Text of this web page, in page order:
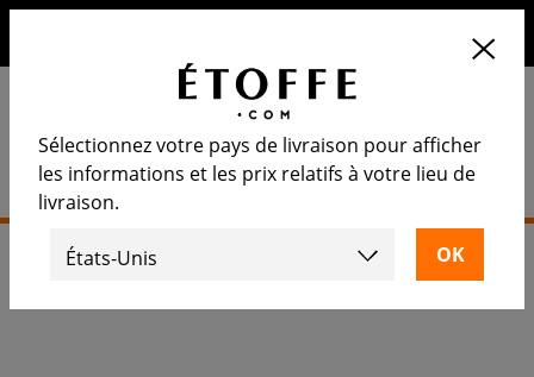
Sélectionnez votre pays de livraison pour afficher
les informations et les prix relatifs à votre lieu de
livraison.